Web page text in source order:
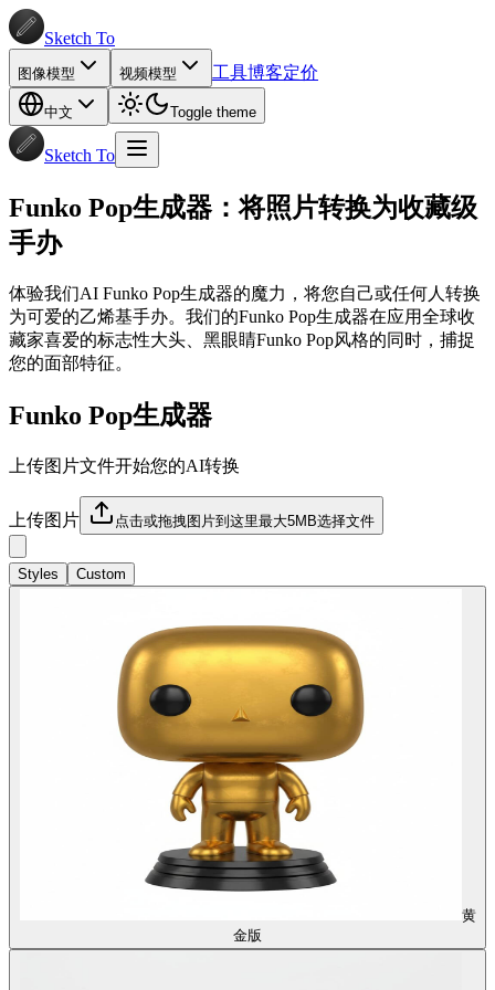
Sketch To
图像模型 视频模型 工具博客定价
中文 Toggle theme
Sketch To
Funko Pop生成器：将照片转换为收藏级
手办
体验我们AI Funko Pop生成器的魔力，将您自己或任何人转换
为可爱的乙烯基手办。我们的Funko Pop生成器在应用全球收
藏家喜爱的标志性大头、黑眼睛Funko Pop风格的同时，捕捉
您的面部特征。
Funko Pop生成器
上传图片文件开始您的AI转换
上传图片 点击或拖拽图片到这里最大5MB选择文件
Styles Custom
黄
金版